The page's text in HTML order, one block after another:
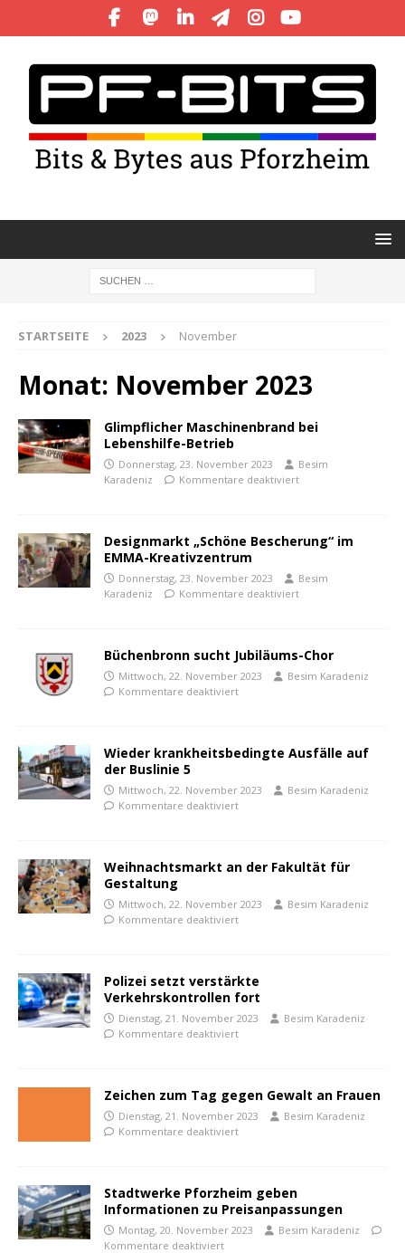
STARTSEITE 2023 November
Monat: November 2023
Glimpflicher Maschinenbrand bei
Lebenshilfe-Betrieb
Donnerstag, 23. November 2023
Besim
Karadeniz
Kommentare deaktiviert
Designmarkt „Schöne Bescherung“ im
EMMA-Kreativzentrum
Donnerstag, 23. November 2023
Besim
Karadeniz
Kommentare deaktiviert
Büchenbronn sucht Jubiläums-Chor
Mittwoch, 22. November 2023
Besim Karadeniz
Kommentare deaktiviert
Wieder krankheitsbedingte Ausfälle auf
der Buslinie 5
Mittwoch, 22. November 2023
Besim Karadeniz
Kommentare deaktiviert
Weihnachtsmarkt an der Fakultät für
Gestaltung
Mittwoch, 22. November 2023
Besim Karadeniz
Kommentare deaktiviert
Polizei setzt verstärkte
Verkehrskontrollen fort
Dienstag, 21. November 2023
Besim Karadeniz
Kommentare deaktiviert
Zeichen zum Tag gegen Gewalt an Frauen
Dienstag, 21. November 2023
Besim Karadeniz
Kommentare deaktiviert
Stadtwerke Pforzheim geben
Informationen zu Preisanpassungen
Montag, 20. November 2023
Besim Karadeniz
Kommentare deaktiviert